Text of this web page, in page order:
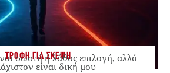
ΤΡΟΦΗ ΓΙΑ ΣΚΕΨΗ
σωστή ή λάθος επιλογή, αλλά
είναι δική μου